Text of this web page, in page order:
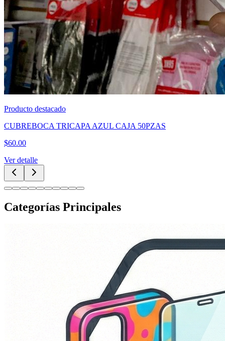
Producto destacado
CUBREBOCA TRICAPA NEGRO CAJA 50PZAS
$60.00
Ver detalle
Categorías Principales